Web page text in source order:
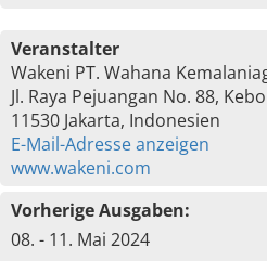
Veranstalter
Wakeni PT. Wahana
Jl. Raya Pejuangan No. 88,
11530 Jakarta, Indonesien
E-Mail-Adresse anzeigen
www.wakeni.com
Vorherige Ausgaben:
08. - 11. Mai 2024